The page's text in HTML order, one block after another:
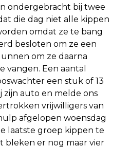
ondergebracht bij twee
die dag niet alle kippen
omdat ze te bang
besloten om ze een
om ze daarna
Een aantal
een stuk of 13
zijn auto en melde ons
vrijwilligers van
afgelopen woensdag
laatste groep kippen te
bleken er nog maar vier